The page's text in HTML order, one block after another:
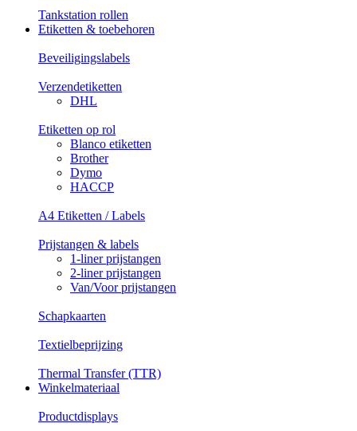
Tankstation rollen
Etiketten & toebehoren
Beveiligingslabels
Verzendetiketten
DHL
Etiketten op rol
Blanco etiketten
Brother
Dymo
HACCP
A4 Etiketten / Labels
Prijstangen & labels
1-liner prijstangen
2-liner prijstangen
Van/Voor prijstangen
Schapkaarten
Textielbeprijzing
Thermal Transfer (TTR)
Winkelmateriaal
Productdisplays